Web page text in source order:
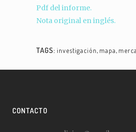
Pdf del informe.
Nota original en inglés.
TAGS: investigación, mapa,
CONTACTO